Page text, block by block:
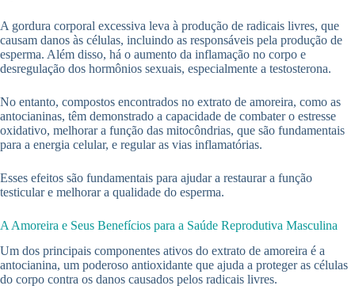
A gordura corporal excessiva leva à produção de radicais livres, que
causam danos às células, incluindo as responsáveis pela produção de
esperma. Além disso, há o aumento da inflamação no corpo e
desregulação dos hormônios sexuais, especialmente a testosterona.
No entanto, compostos encontrados no extrato de amoreira, como as
antocianinas, têm demonstrado a capacidade de combater o estresse
oxidativo, melhorar a função das mitocôndrias, que são fundamentais
para a energia celular, e regular as vias inflamatórias.
Esses efeitos são fundamentais para ajudar a restaurar a função
testicular e melhorar a qualidade do esperma.
A Amoreira e Seus Benefícios para a Saúde Reprodutiva Masculina
Um dos principais componentes ativos do extrato de amoreira é a
antocianina, um poderoso antioxidante que ajuda a proteger as células
do corpo contra os danos causados pelos radicais livres.